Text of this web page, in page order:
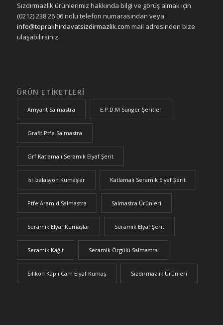
Sızdırmazlık ürünlerimiz hakkında bilgi ve görüş almak için
(0212) 238 26 06 nolu telefon numarasından veya
info@toprakhirdavatsizdirmazlik.com mail adresinden bize
ulaşabilirsiniz.
ÜRÜN ETIKETLERI
Amyant Salmastra E.P.D.M Sünger Şeritler
Grafit Ptfe Salmastra
Grf Katlamalı Seramik Elyaf Şerit
Isı İzalasyon Kumaşlar Katlamalı Seramik Elyaf Şerit
Ptfe Aramid Salmastra Salmastra Ürünleri
Seramik Elyaf Kumaşlar Seramik Elyaf Şerit
Seramik Kağıt Seramik Örgülü Salmastra
Silikon Kaplı Cam Elyaf Kumaş Sızdırmazlık Ürünleri